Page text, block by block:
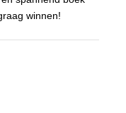
winnen!